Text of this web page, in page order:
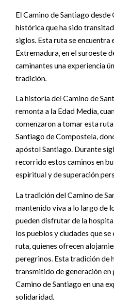
El Camino de Santiago desde
histórica que ha sido
siglos. Esta ruta se encuentra
Extremadura, en el suroeste
caminantes una experiencia
tradición.
La historia del Camino de
remonta a la Edad Media,
comenzaron a tomar esta
Santiago de Compostela,
apóstol Santiago. Durante
recorrido estos caminos en
espiritual y de superación
La tradición del Camino de
mantenido viva a lo largo de
pueden disfrutar de la
los pueblos y ciudades que
ruta, quienes ofrecen
peregrinos. Esta tradición de
transmitido de generación
Camino de Santiago en una
solidaridad.